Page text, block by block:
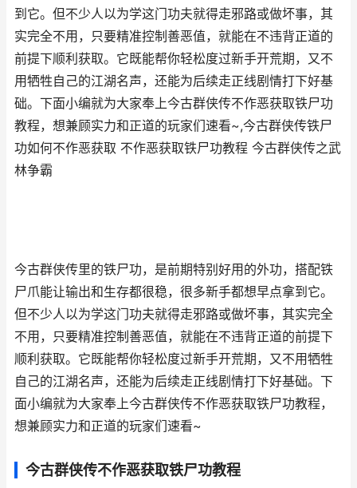
到它。但不少人以为学这门功夫就得走邪路或做坏事，其
实完全不用，只要精准控制善恶值，就能在不违背正道的
前提下顺利获取。它既能帮你轻松度过新手开荒期，又不
用牺牲自己的江湖名声，还能为后续走正线剧情打下好基
础。下面小编就为大家奉上今古群侠传不作恶获取铁尸功
教程，想兼顾实力和正道的玩家们速看~,今古群侠传铁尸
功如何不作恶获取 不作恶获取铁尸功教程 今古群侠传之武
林争霸
今古群侠传里的铁尸功，是前期特别好用的外功，搭配铁
尸爪能让输出和生存都很稳，很多新手都想早点拿到它。
但不少人以为学这门功夫就得走邪路或做坏事，其实完全
不用，只要精准控制善恶值，就能在不违背正道的前提下
顺利获取。它既能帮你轻松度过新手开荒期，又不用牺牲
自己的江湖名声，还能为后续走正线剧情打下好基础。下
面小编就为大家奉上今古群侠传不作恶获取铁尸功教程，
想兼顾实力和正道的玩家们速看~
今古群侠传不作恶获取铁尸功教程